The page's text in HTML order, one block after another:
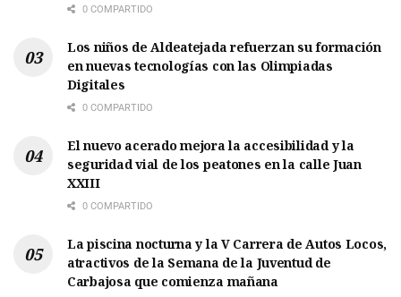
0 COMPARTIDO
Los niños de Aldeatejada refuerzan su formación
en nuevas tecnologías con las Olimpiadas
Digitales
0 COMPARTIDO
El nuevo acerado mejora la accesibilidad y la
seguridad vial de los peatones en la calle Juan
XXIII
0 COMPARTIDO
La piscina nocturna y la V Carrera de Autos Locos,
atractivos de la Semana de la Juventud de
Carbajosa que comienza mañana